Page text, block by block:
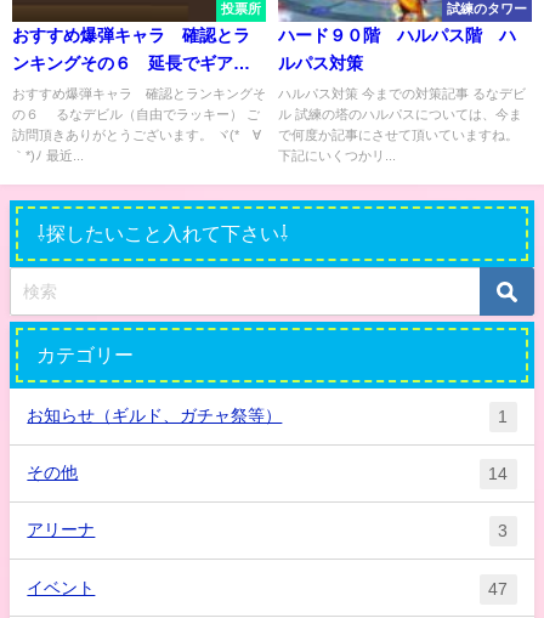
投票所
おすすめ爆弾キャラ 確認とラ
ンキングその６ 延長でギアナ
対策
おすすめ爆弾キャラ 確認とランキングそ
の６ るなデビル（自由でラッキー） ご
訪問頂きありがとうございます。 ヾ(*´∀
｀*)ﾉ 最近...
試練のタワー
ハード９０階 ハルパス階 ハ
ルパス対策
ハルパス対策 今までの対策記事 るなデビ
ル 試練の塔のハルパスについては、今ま
で何度か記事にさせて頂いていますね。
下記にいくつかリ...
⇩探したいこと入れて下さい⇩
カテゴリー
お知らせ（ギルド、ガチャ祭等） 1
その他 14
アリーナ 3
イベント 47